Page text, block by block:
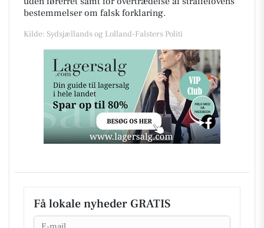
bestemmelser om falsk forklaring.
Kilde: Sydsjællands og Lolland-Falsters Politi
Få lokale nyheder GRATIS
Email